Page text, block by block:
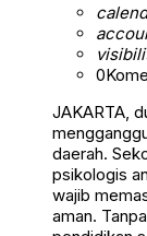
0
JAKARTA,
daerah.
psikologis
wajib
aman.